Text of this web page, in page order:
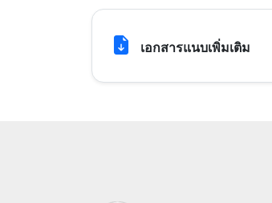
เอกสารแนบเพิ่มเติม